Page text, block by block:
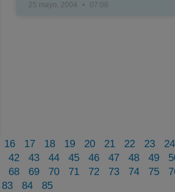
25 mayo, 2004 07:08
16 17 18 19 20 21 22 23 24
42 43 44 45 46 47 48 49
68 69 70 71 72 73 74 75
83 84 85